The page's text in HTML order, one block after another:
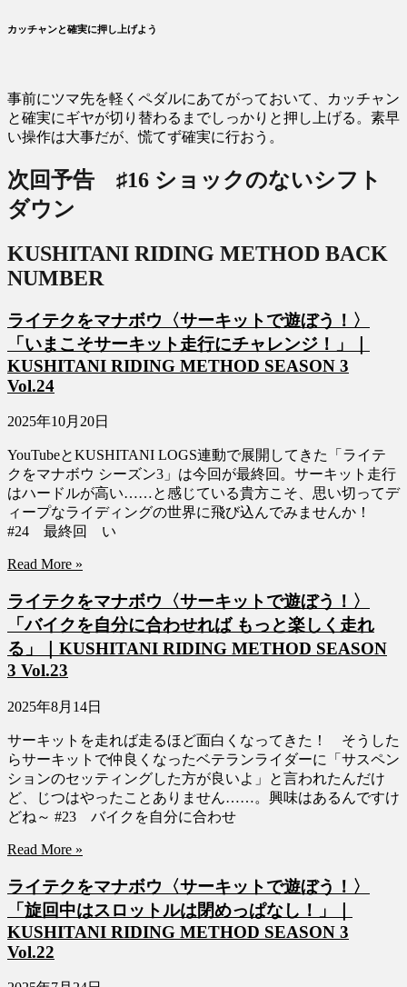
カッチャンと確実に押し上げよう
事前にツマ先を軽くペダルにあてがっておいて、カッチャン
と確実にギヤが切り替わるまでしっかりと押し上げる。素早
い操作は大事だが、慌てず確実に行おう。
次回予告 ♯16 ショックのないシフト
ダウン
KUSHITANI RIDING METHOD BACK
NUMBER
ライテクをマナボウ〈サーキットで遊ぼう！〉
「いまこそサーキット走行にチャレンジ！」｜
KUSHITANI RIDING METHOD SEASON 3
Vol.24
2025年10月20日
YouTubeとKUSHITANI LOGS連動で展開してきた「ライテ
クをマナボウ シーズン3」は今回が最終回。サーキット走行
はハードルが高い……と感じている貴方こそ、思い切ってデ
ィープなライディングの世界に飛び込んでみませんか！
#24 最終回 い
Read More »
ライテクをマナボウ〈サーキットで遊ぼう！〉
「バイクを自分に合わせれば もっと楽しく走れ
る」｜KUSHITANI RIDING METHOD SEASON
3 Vol.23
2025年8月14日
サーキットを走れば走るほど面白くなってきた！ そうした
らサーキットで仲良くなったベテランライダーに「サスペン
ションのセッティングした方が良いよ」と言われたんだけ
ど、じつはやったことありません……。興味はあるんですけ
どね～ #23 バイクを自分に合わせ
Read More »
ライテクをマナボウ〈サーキットで遊ぼう！〉
「旋回中はスロットルは閉めっぱなし！」｜
KUSHITANI RIDING METHOD SEASON 3
Vol.22